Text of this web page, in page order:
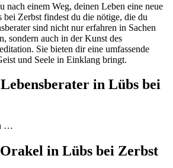
nach einem Weg, deinen Leben eine neue
bei Zerbst findest du die nötige, die du
sind nicht nur erfahren in Sachen
sondern auch in der Kunst des
Sie bieten dir eine umfassende
und Seele in Einklang bringt.
in Lübs bei
…
in Lübs bei Zerbst